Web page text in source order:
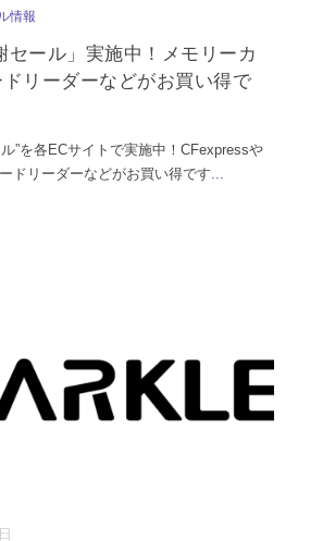
情報
セール」実施中！メモリーカ
リーダーなどがお買い得で
”を各ECサイトで実施中！CFexpressや
ドリーダーなどがお買い得です...